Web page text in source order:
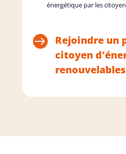
énergétique par les
 Rejoindre un
citoyen
renouvelables